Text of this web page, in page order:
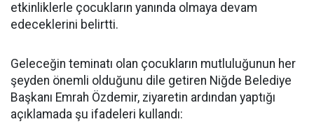
etkinliklerle çocukların yanında olmaya devam
edeceklerini belirtti.
Geleceğin teminatı olan çocukların mutluluğunun her
şeyden önemli olduğunu dile getiren Niğde Belediye
Başkanı Emrah Özdemir, ziyaretin ardından yaptığı
açıklamada şu ifadeleri kullandı: